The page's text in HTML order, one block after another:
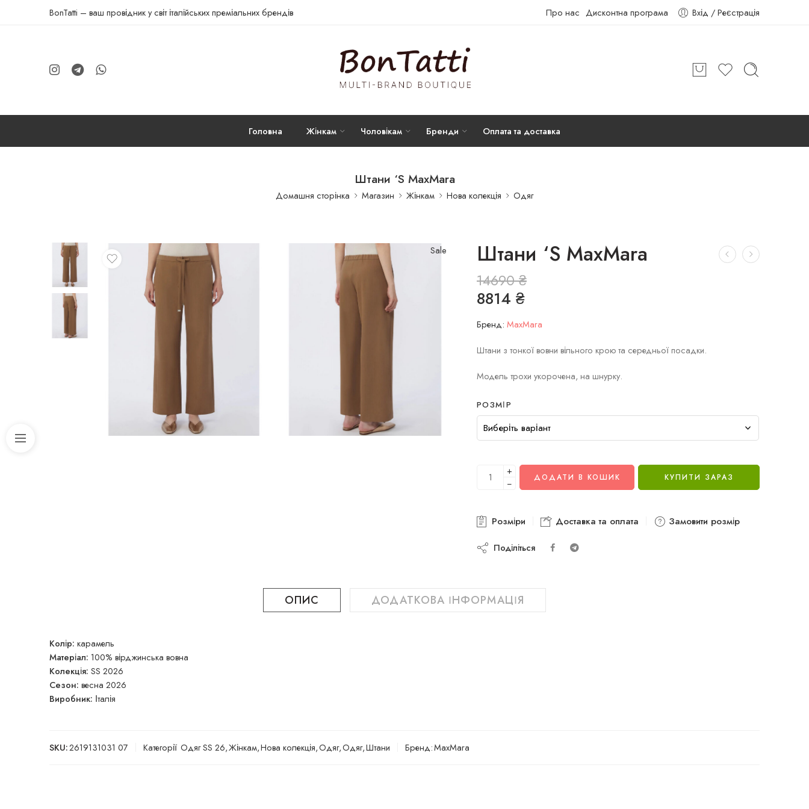
BonTatti – ваш провідник у світ італійських преміальних брендів Про нас Дисконтна програма Вхід / Реєстрація
Головна Жінкам Чоловікам Бренди Оплата та доставка
Штани ‘S MaxMara
Домашня сторінка Магазин Жінкам Нова колекція Одяг
Sale Штани ‘S MaxMara
14690₴
8814 ₴
Бренд: MaxMara
Штани з тонкої вовни вільного крою та середньої посадки.
Модель трохи укорочена, на шнурку.
РОЗМІР
+
−
ДОДАТИ В КОШИК КУПИТИ ЗАРАЗ
Розміри Доставка та оплата Замовити розмір
Поділіться
ОПИС ДОДАТКОВА ІНФОРМАЦІЯ
Колір: карамель
Матеріал: 100% вірджинська вовна
Колекція: SS 2026
Сезон: весна 2026
Виробник: Італія
SKU:2619131031 07 Категорії Одяг SS 26,Жінкам,Нова колекція,Одяг,Одяг,Штани Бренд:MaxMara